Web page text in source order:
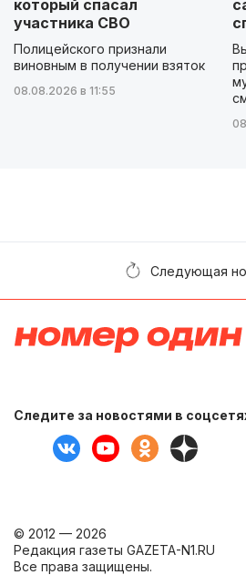
который спасал
участника СВО
Полицейского признали
виновным в получении взяток
08.08.2026 в 11:55
Следующая
Следите за новостями в
© 2012 — 2026
Редакция газеты GAZETA-N1.RU
Все права защищены.